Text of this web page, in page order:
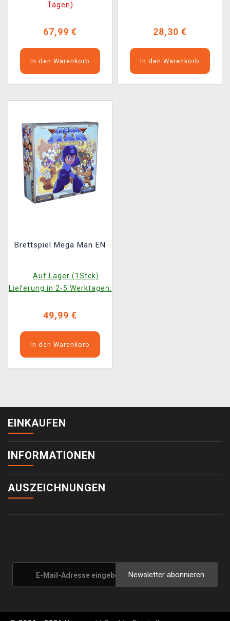
Tagen)
67,99 €
In den Warenkorb
28,30 €
In den Warenkorb
Brettspiel Mega Man EN
Auf Lager (1Stck)
Lieferung in 2-5 Werktagen.
49,99 €
In den Warenkorb
EINKAUFEN
INFORMATIONEN
AUSZEICHNUNGEN
Newsletter abonnieren